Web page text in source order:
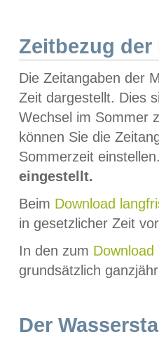
Zeitbezug der
Die Zeitangaben der
Zeit dargestellt. Dies
Wechsel im Sommer
können Sie die
Sommerzeit
eingestellt.
Beim Download
in gesetzlicher Zeit
In den zum Download
grundsätzlich
Der